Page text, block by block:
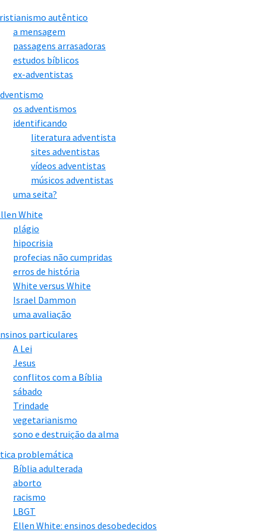
autêntico
a mensagem
passagens arrasadoras
estudos bíblicos
ex-adventistas
os adventismos
identificando
literatura adventista
sites adventistas
vídeos adventistas
músicos adventistas
uma seita?
White
plágio
hipocrisia
profecias não cumpridas
erros de história
White versus White
Israel Dammon
uma avaliação
particulares
A Lei
Jesus
conflitos com a Bíblia
sábado
Trindade
vegetarianismo
sono e destruição da alma
problemática
Bíblia adulterada
aborto
racismo
LBGT
Ellen White: ensinos desobedecidos